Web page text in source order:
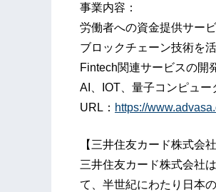
事業内容：
労働者への資金提供サー
ブロックチェーン技術を
Fintech関連サービスの開
AI、IOT、量子コンピュー
URL： https://
【三井住友カード株式会
三井住友カード株式会社
て、半世紀にわたり日本